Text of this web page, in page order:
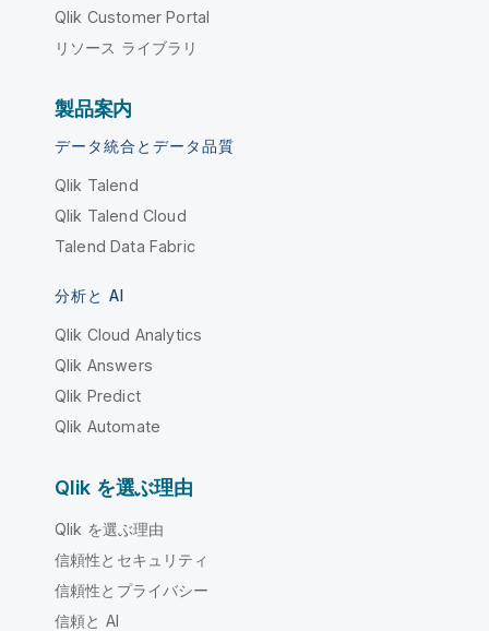
Qlik Customer Portal
リソース ライブラリ
製品案内
データ統合とデータ品質
Qlik Talend
Qlik Talend Cloud
Talend Data Fabric
分析と AI
Qlik Cloud Analytics
Qlik Answers
Qlik Predict
Qlik Automate
Qlik を選ぶ理由
Qlik を選ぶ理由
信頼性とセキュリティ
信頼性とプライバシー
信頼と AI